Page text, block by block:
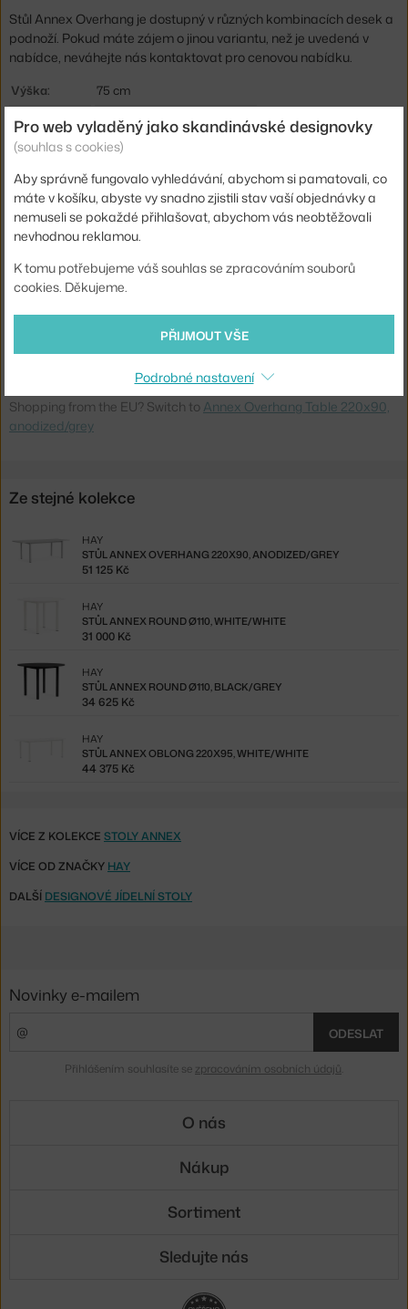
Stůl Annex Overhang je dostupný v různých kombinacích desek a
podnoží. Pokud máte zájem o jinou variantu, než je uvedená v
nabídce, neváhejte nás kontaktovat pro cenovou nabídku.
Výška:
75 cm
Délka:
220 cm
Šířka:
90 cm
Barva:
šedá
Materiál:
anodizovaný hliník, linoleum
Podnož:
kov
Tvar stolu:
obdélník
Deska stolu:
laminát / linoleum
Ste zo Slovenska? Prejdite na
Stôl Annex Overhang 220x90,
Shopping from the EU? Switch to Annex Overhang Table 220x90,
anodized/grey
Ze stejné kolekce
STŮL ANNEX OVERHANG 220X90, ANODIZED/GREY
HAY
51 125 Kč
STŮL ANNEX ROUND Ø110, WHITE/WHITE
HAY
31 000 Kč
STŮL ANNEX ROUND Ø110, BLACK/GREY
HAY
34 625 Kč
STŮL ANNEX OBLONG 220X95, WHITE/WHITE
HAY
44 375 Kč
VÍCE Z KOLEKCE STOLY ANNEX
VÍCE OD ZNAČKY HAY
DALŠÍ DESIGNOVÉ JÍDELNÍ STOLY
Pro web vyladěný jako skandinávské designovky
(souhlas s cookies)
Aby správně fungovalo vyhledávání, abychom si pamatovali, co
máte v košíku, abyste vy snadno zjistili stav vaší objednávky a
nemuseli se pokaždé přihlašovat, abychom vás neobtěžovali
nevhodnou reklamou.
K tomu potřebujeme váš souhlas se zpracováním souborů
cookies. Děkujeme.
PŘIJMOUT VŠE
Podrobné nastavení
Novinky e-mailem
ODESLAT
Přihlášením souhlasíte se zpracováním osobních údajů
O nás
Nákup
Sortiment
Sledujte nás